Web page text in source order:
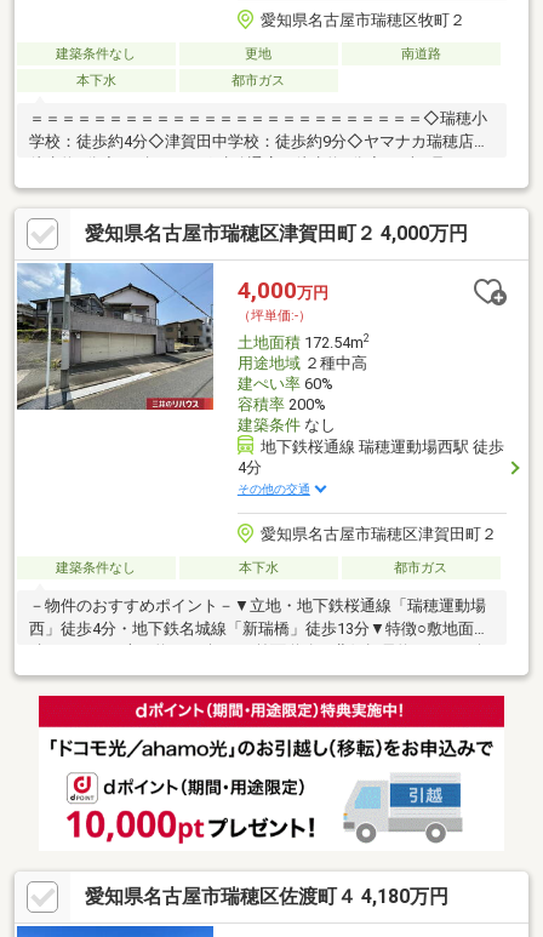
愛知県名古屋市瑞穂区牧町２
建築条件なし 更地
南道路
本下水
都市ガス
＝＝＝＝＝＝＝＝＝＝＝＝＝＝＝＝＝＝＝＝＝＝＝＝＝◇瑞穂小
学校：徒歩約4分◇津賀田中学校：徒歩約9分◇ヤマナカ瑞穂店：
徒歩約8分◇スギドラッグ 瑞穂通店：徒歩約3分◇みずほ足クリニ
ック：徒歩約1分◆建築条件なしでお好きなハウスメーカーで建
築可能◆全3区画の分譲地◎◆周辺環境充実エリアで暮らしやす
い＝＝＝＝＝＝＝＝＝＝＝＝＝＝＝＝＝＝＝＝＝＝＝＝＝＼見る
だけ聞くだけOK／資金効率が良くなるローンの組み方教えます。
ネット未公開、水面下情報多数あります。ほかのページで気にな
る物件もご相談ください。
愛知県名古屋市瑞穂区津賀田町２ 4,000万円
4,000万円
（坪単価:-）
土地面積172.54m2
用途地域２種中高
建ぺい率60%
容積率200%
建築条件なし
地下鉄桜通線 瑞穂運動場西駅 徒歩
4分
その他の交通
愛知県名古屋市瑞穂区津賀田町２
建築条件なし 本下水 都市ガス
－物件のおすすめポイント－▼立地・地下鉄桜通線「瑞穂運動場
西」徒歩4分・地下鉄名城線「新瑞橋」徒歩13分▼特徴○敷地面
道・接道間口は約11.9mの広さ・建築条件付宅地販売ではありま
せん・現況古家有、解体後更地にて引渡し・都市ガスに対応▼周
辺環境・名古屋市立瑞穂小学校 徒歩4分(約270m)・名古屋市立津
賀田中学校 徒歩3分(約230m)・ヤマダイ瑞穂店 徒歩5分(約370m)■
細・ご相談はお気軽にお問い合わせください。
愛知県名古屋市瑞穂区佐渡町４ 4,180万円